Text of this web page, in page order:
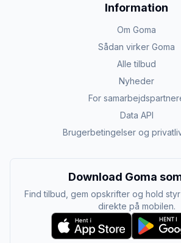
Information
Om Goma
Sådan virker Goma
Alle tilbud
Nyheder
For
Data API
Brugerbetingelser og
Download Goma
Find tilbud, gem opskrifter og hold
direkte på mobilen.